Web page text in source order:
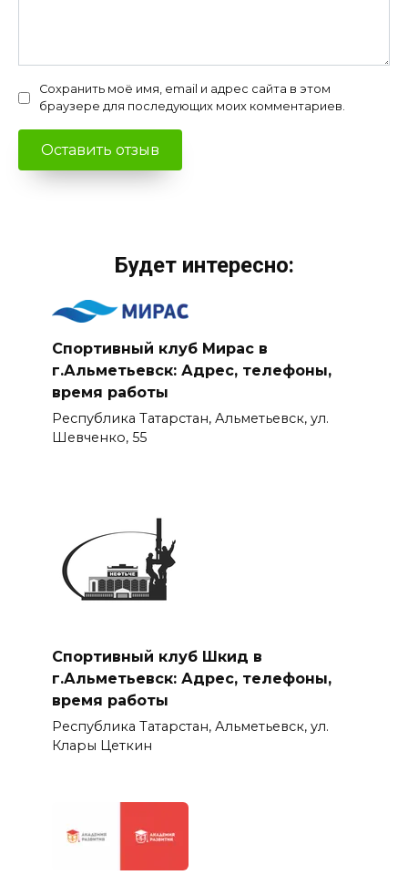
Сохранить моё имя, email и адрес сайта в этом
браузере для последующих моих комментариев.
Будет интересно:
Спортивный клуб Мирас в
г.Альметьевск: Адрес, телефоны,
время работы
Республика Татарстан, Альметьевск, ул.
Шевченко, 55
Спортивный клуб Шкид в
г.Альметьевск: Адрес, телефоны,
время работы
Республика Татарстан, Альметьевск, ул.
Клары Цеткин